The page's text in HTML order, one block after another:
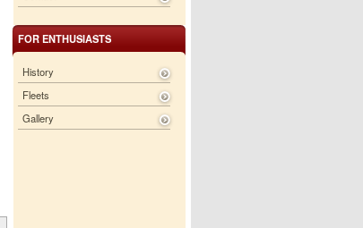
FOR ENTHUSIASTS
History
Fleets
Gallery